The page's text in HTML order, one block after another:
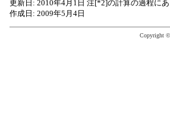
更新日: 2010年4月1日 注[*2]の計算の過程にあ
作成日: 2009年5月4日
Copyright